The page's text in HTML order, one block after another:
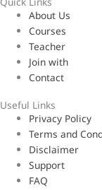
About Us
Courses
Teacher
Join with
Contact
Useful Links
Privacy Policy
Terms and
Disclaimer
Support
FAQ